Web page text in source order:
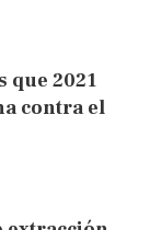
que 2021
contra el